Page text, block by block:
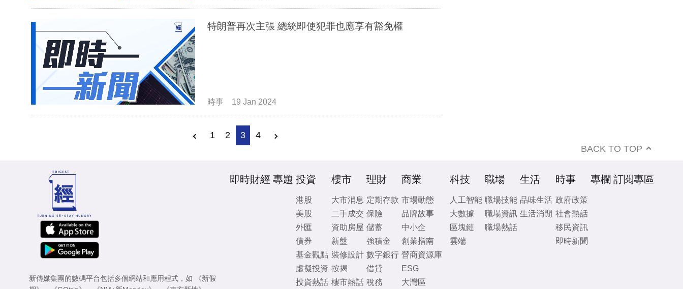
特朗普再次主張 總統即使犯罪也應享有豁免權
時事 19 Jan 2024
1 2 3 4
BACK TO TOP
新傳媒集團的數碼平台包括多個網站和應用程式，如
《新假
即時財經 專題 投資
港股
美股
外匯
債券
基金觀點
虛擬投資
投資熱話
樓市
大市消息
二手成交
資助房屋
新盤
裝修設計
按揭
樓市熱話
理財
定期存款
保險
儲蓄
強積金
數字銀行
借貸
稅務
商業
市場動態
品牌故事
中小企
創業指南
營商資源庫
ESG
大灣區
科技
人工智能
大數據
區塊鏈
雲端
職場
職場技能
職場資訊
職場熱話
生活
品味生活
生活消閒
時事
政府政策
社會熱話
移民資訊
即時新聞
專欄 訂閱專區